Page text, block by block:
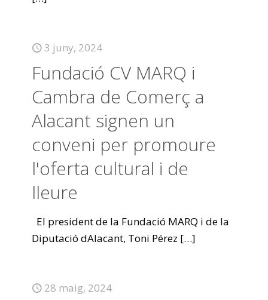
3 juny, 2024
Fundació CV MARQ i
Cambra de Comerç a
Alacant signen un
conveni per promoure
l'oferta cultural i de
lleure
El president de la Fundació MARQ i de la
Diputació dAlacant, Toni Pérez […]
28 maig, 2024